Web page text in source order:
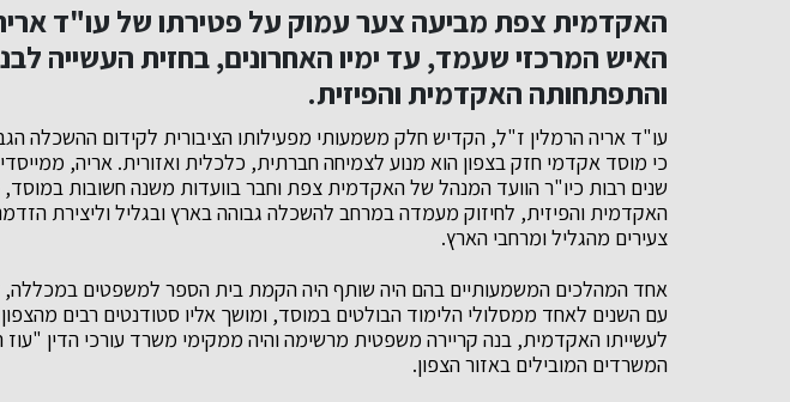
האקדמית צפת מביעה צער עמוק על פטירתו של עו"ד
האיש המרכזי שעמד, עד ימיו האחרונים, בחזית העשייה
והתפתחותה האקדמית והפיזית.
עו"ד אריה הרמלין ז"ל, הקדיש חלק משמעותי מפעילותו הציבורית לקידום ההשכלה
כי מוסד אקדמי חזק בצפון הוא מנוע לצמיחה חברתית, כלכלית ואזורית. אריה,
שנים רבות כיו"ר הוועד המנהל של האקדמית צפת וחבר בוועדות משנה חשובות במוסד,
האקדמית והפיזית, לחיזוק מעמדה במרחב להשכלה גבוהה בארץ ובגליל וליצירת
צעירים מהגליל ומרחבי הארץ.
עם השנים לאחד ממסלולי הלימוד הבולטים במוסד, ומושך אליו סטודנטים רבים
לעשייתו האקדמית, בנה קריירה משפטית מרשימה והיה ממקימי משרד עורכי הדין
המשרדים המובילים באזור הצפון.